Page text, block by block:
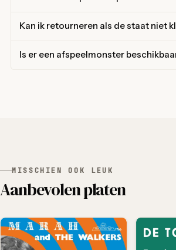
Kan ik retourneren als de staat niet
Is er een afspeelmonster
MISSCHIEN OOK LEUK
Aanbevolen platen